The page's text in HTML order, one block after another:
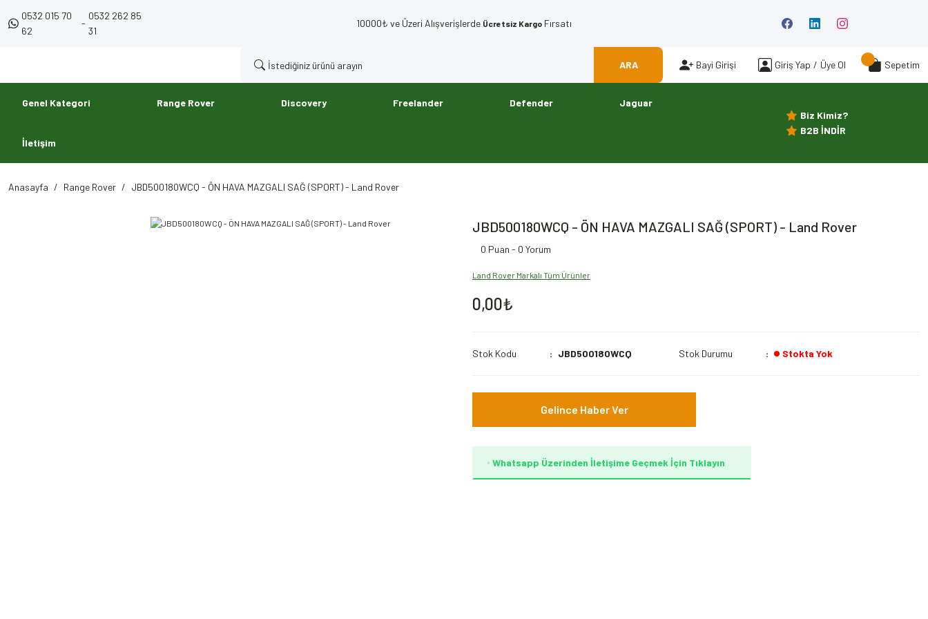
0532 015 70
62
-
0532 262 85
31
10000₺ ve Üzeri Alışverişlerde Ücretsiz Kargo Fırsatı
ARA Bayi Girişi Giriş Yap / Üye Ol Sepetim
Genel Kategori Range Rover Discovery Freelander Defender Jaguar
İletişim
Biz Kimiz?
B2B İNDİR
Anasayfa Range Rover JBD500180WCQ - ÖN HAVA MAZGALI SAĞ (SPORT) - Land Rover
JBD500180WCQ - ÖN HAVA MAZGALI SAĞ (SPORT) - Land Rover
0 Puan - 0 Yorum
Land Rover Markalı Tüm Ürünler
0,00₺
Stok Kodu JBD500180WCQ Stok Durumu Stokta Yok
Gelince Haber Ver
Whatsapp Üzerinden İletişime Geçmek İçin Tıklayın